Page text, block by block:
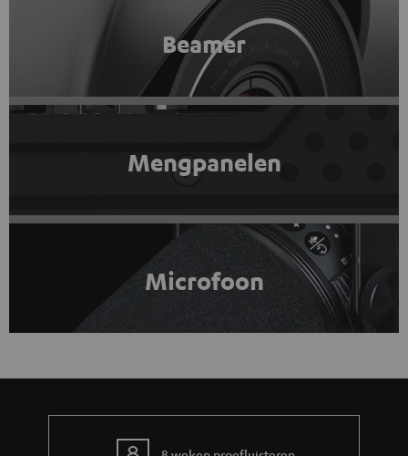
Beamer
Mengpanelen
Microfoon